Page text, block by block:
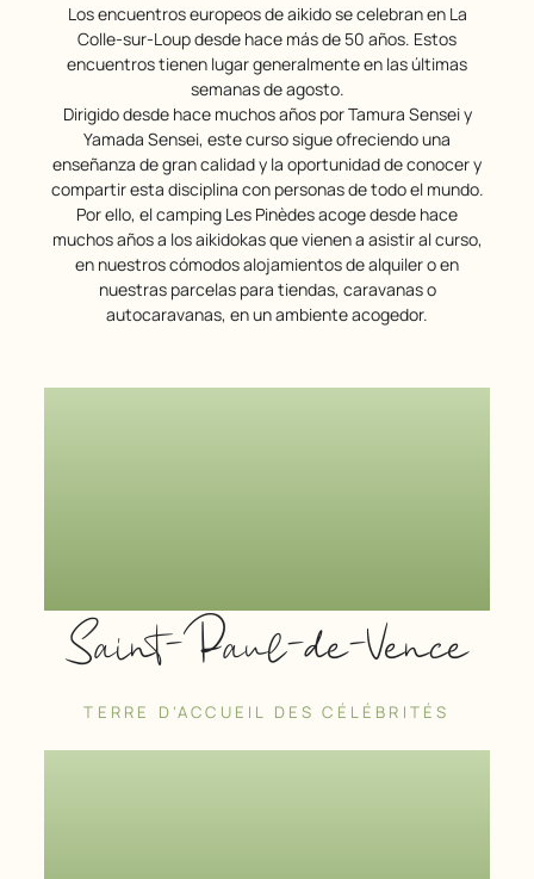
Los encuentros europeos de aikido se celebran en La
Colle-sur-Loup desde hace más de 50 años. Estos
encuentros tienen lugar generalmente en las últimas
semanas de agosto.
Dirigido desde hace muchos años por Tamura Sensei y
Yamada Sensei, este curso sigue ofreciendo una
enseñanza de gran calidad y la oportunidad de conocer y
compartir esta disciplina con personas de todo el mundo.
Por ello, el camping Les Pinèdes acoge desde hace
muchos años a los aikidokas que vienen a asistir al curso,
en nuestros cómodos alojamientos de alquiler o en
nuestras parcelas para tiendas, caravanas o
autocaravanas, en un ambiente acogedor.
Saint-Paul-de-Vence
TERRE D’ACCUEIL DES CÉLÉBRITÉS